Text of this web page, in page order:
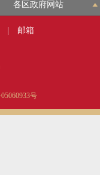
各区政府网站
邮箱
号